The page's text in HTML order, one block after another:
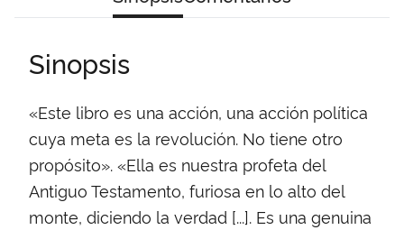
Sinopsis
«Este libro es una acción, una acción política
cuya meta es la revolución. No tiene otro
propósito». «Ella es nuestra profeta del
Antiguo Testamento, furiosa en lo alto del
monte, diciendo la verdad [...]. Es una genuina